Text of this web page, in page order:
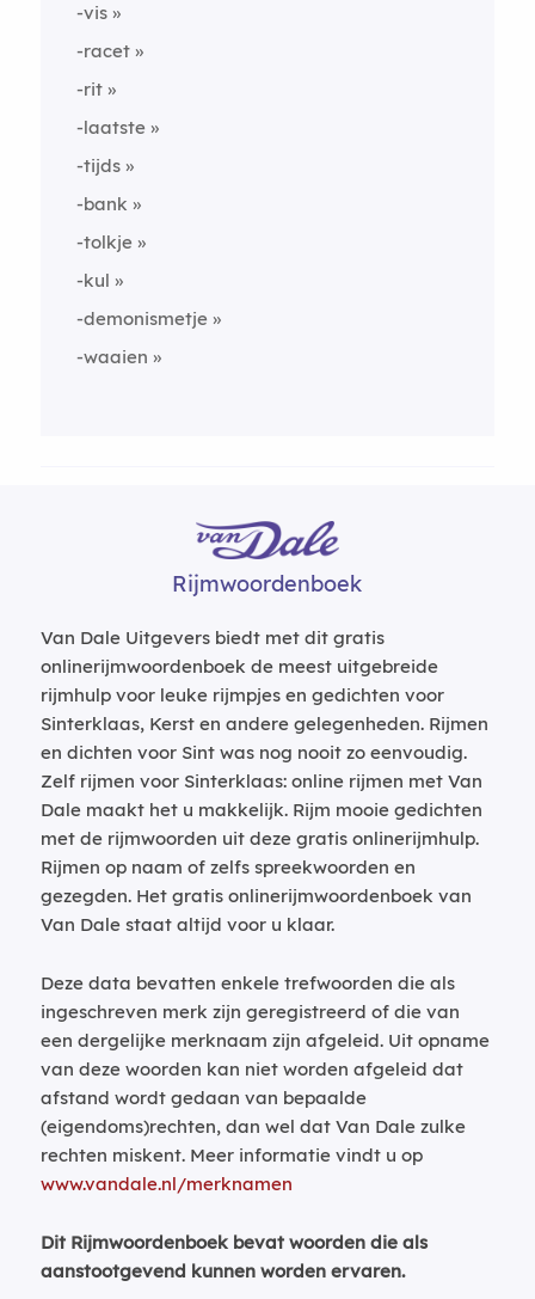
-vis
-racet
-rit
-laatste
-tijds
-bank
-tolkje
-kul
-demonismetje
-waaien
Rijmwoordenboek
Van Dale Uitgevers biedt met dit gratis
onlinerijmwoordenboek de meest uitgebreide
rijmhulp voor leuke rijmpjes en gedichten voor
Sinterklaas, Kerst en andere gelegenheden. Rijmen
en dichten voor Sint was nog nooit zo eenvoudig.
Zelf rijmen voor Sinterklaas: online rijmen met Van
Dale maakt het u makkelijk. Rijm mooie gedichten
met de rijmwoorden uit deze gratis onlinerijmhulp.
Rijmen op naam of zelfs spreekwoorden en
gezegden. Het gratis onlinerijmwoordenboek van
Van Dale staat altijd voor u klaar.
Deze data bevatten enkele trefwoorden die als
ingeschreven merk zijn geregistreerd of die van
een dergelijke merknaam zijn afgeleid. Uit opname
van deze woorden kan niet worden afgeleid dat
afstand wordt gedaan van bepaalde
(eigendoms)rechten, dan wel dat Van Dale zulke
rechten miskent. Meer informatie vindt u op
www.vandale.nl/merknamen
Dit Rijmwoordenboek bevat woorden die als
aanstootgevend kunnen worden ervaren.